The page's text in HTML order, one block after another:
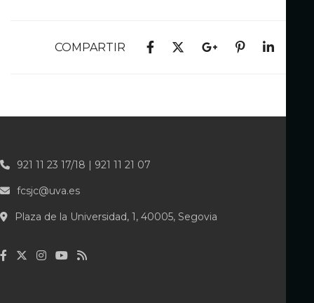
COMPARTIR
921 11 23 17/18 | 921 11 21 07
fcsjc@uva.es
Plaza de la Universidad, 1, 40005, Segovia